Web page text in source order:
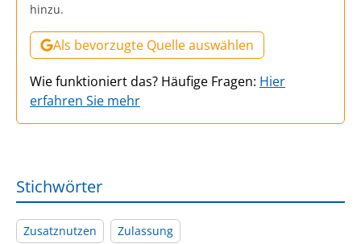
hinzu.
Als bevorzugte Quelle auswählen
Wie funktioniert das? Häufige Fragen: Hier
erfahren Sie mehr
Stichwörter
Zusatznutzen Zulassung